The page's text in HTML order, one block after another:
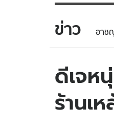
ข่าว
ข่าวบันเทิง
ข่าวกีฬา
ข่าวเศรษฐกิจ
ข่าว อาช
ดีเจห
ร้านเ